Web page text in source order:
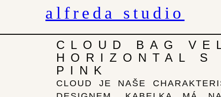
alfreda studio
CLOUD BAG
HORIZONTAL S
PINK
CLOUD JE NAŠE